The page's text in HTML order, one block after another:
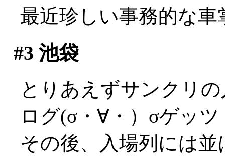
最近珍しい事務的な
#3 池袋
とりあえずサンクリ
ログ(σ・∀・）σゲッツ
その後、入場列には